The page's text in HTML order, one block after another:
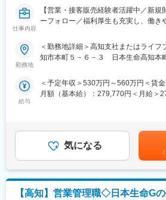
す。
13時：データ分析、提案資料の作成
15時：代理店との商談（2）
17時：帰社、事務作業、翌日の準備
■研修制度
のサポートからお任せします。中途
う、1年間「エンゲージメントサポー
評価は「業績貢献評価」と「行動評価
評価と報酬は連動しており、「業績貢
「行動評価」は給与改定に反映されま
績賞与は全社業績と個人業績で変動し
賞与の総支給月数は、およそ7.2～8.5
仕事内容
【営業・接客販売経験者活躍中／新
ーフォロー／福利厚生も充実し、働き
既に当社の保険契約に加入されたお
社の保険契約に加入されようとしてい
・既契約者へのアフターサービスの提
払い手続き、既契約者向けサービスの
※その後、当社でのお客様対応経験を
る、企画立案・折衝調整・営業・管理
統括業務にわたる業務全般へ従事して
す。
〇支社領域：保険手続に関する事務処
員からの照会等、営業事務サポート業
勤務地
＜勤務地詳細＞高知支社またはライフ
知市本町５－６－３ 日本生命高知本
給与
＜予定年収＞530万円～560万円＜賃
月額（基本給）：279,770円＜月給＞
昇給額は、昇格・職務成果等の状況に
プアップにより、記載金額以上の昇給
安の金額であり、選考を通じて上下す
(月額)は固定手当を含めた表記です。
気になる
【高知】営業管理職◇日本生命G